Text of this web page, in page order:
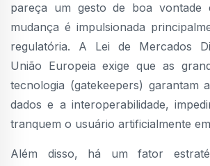
pareça um gesto de boa vontade
mudança é impulsionada
regulatória. A Lei de Mercados
União Europeia exige que as
tecnologia (gatekeepers) garantam
dados e a interoperabilidade,
tranquem o usuário artificialmente
Além disso, há um fator